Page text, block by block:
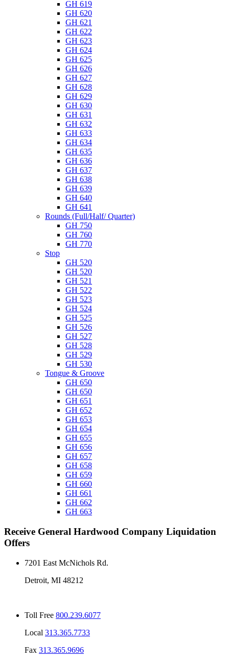
GH 619
GH 620
GH 621
GH 622
GH 623
GH 624
GH 625
GH 626
GH 627
GH 628
GH 629
GH 630
GH 631
GH 632
GH 633
GH 634
GH 635
GH 636
GH 637
GH 638
GH 639
GH 640
GH 641
Rounds (Full/Half/ Quarter)
GH 750
GH 760
GH 770
Stop
GH 520
GH 520
GH 521
GH 522
GH 523
GH 524
GH 525
GH 526
GH 527
GH 528
GH 529
GH 530
Tongue & Groove
GH 650
GH 650
GH 651
GH 652
GH 653
GH 654
GH 655
GH 656
GH 657
GH 658
GH 659
GH 660
GH 661
GH 662
GH 663
Receive General Hardwood Company Liquidation
Offers
7201 East McNichols Rd.
Detroit, MI 48212
Toll Free 800.239.6077
Local 313.365.7733
Fax 313.365.9696